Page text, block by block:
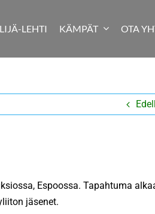
LEHTI KÄMPÄT OTA
Espoossa. Tapahtuma
jäsenet.